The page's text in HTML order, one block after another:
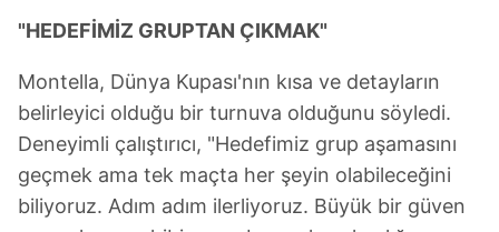
"HEDEFİMİZ GRUPTAN ÇIKMAK"
Montella, Dünya Kupası'nın kısa ve detayların
belirleyici olduğu bir turnuva olduğunu söyledi.
Deneyimli çalıştırıcı, "Hedefimiz grup aşamasını
geçmek ama tek maçta her şeyin olabileceğini
biliyoruz. Adım adım ilerliyoruz. Büyük bir güven